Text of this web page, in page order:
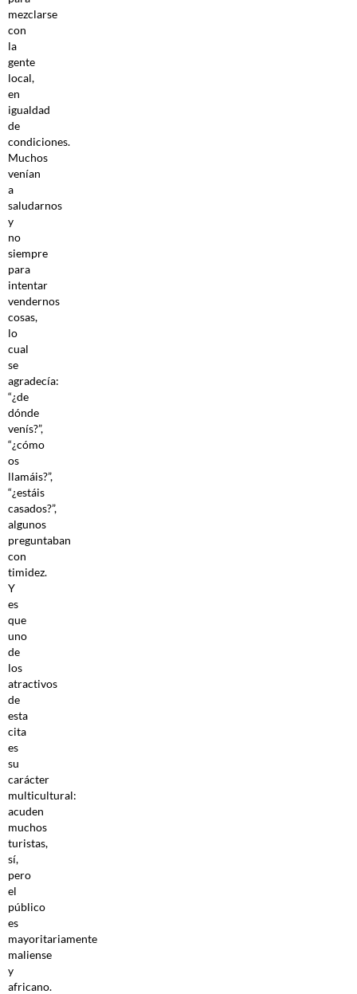
mezclarse
con
la
gente
local,
en
igualdad
de
condiciones.
Muchos
venían
a
saludarnos
y
no
siempre
para
intentar
vendernos
cosas,
lo
cual
se
agradecía:
“¿de
dónde
venís?”,
“¿cómo
os
llamáis?”,
“¿estáis
casados?”,
algunos
preguntaban
con
timidez.
Y
es
que
uno
de
los
atractivos
de
esta
cita
es
su
carácter
multicultural:
acuden
muchos
turistas,
sí,
pero
el
público
es
mayoritariamente
maliense
y
africano.